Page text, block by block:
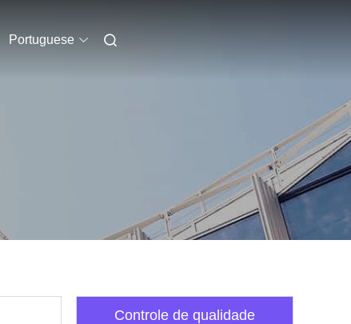
Portuguese
Controle de qualidade